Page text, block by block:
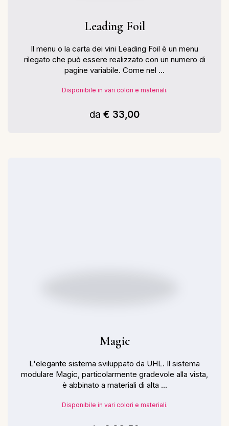
Leading Foil
Il menu o la carta dei vini Leading Foil è un menu
rilegato che può essere realizzato con un numero di
pagine variabile. Come nel ...
Disponibile in vari colori e materiali.
da € 33,00
Magic
L'elegante sistema sviluppato da UHL. Il sistema
modulare Magic, particolarmente gradevole alla vista,
è abbinato a materiali di alta ...
Disponibile in vari colori e materiali.